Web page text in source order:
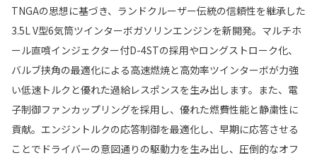
TNGAの思想に基づき、ランドクルーザー伝統の信頼性を継承した
3.5L V型6気筒ツインターボガソリンエンジンを新開発。マルチホ
ール直噴インジェクター付D-4STの採用やロングストローク化、
バルブ挟角の最適化による高速燃焼と高効率ツインターボが力強
い低速トルクと優れた過給レスポンスを生み出します。また、電
子制御ファンカップリングを採用し、優れた燃費性能と静粛性に
貢献。エンジントルクの応答制御を最適化し、早期に応答させる
ことでドライバーの意図通りの駆動力を生み出し、圧倒的なオフ